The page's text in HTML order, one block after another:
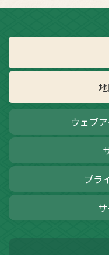
ウェブ
プラ